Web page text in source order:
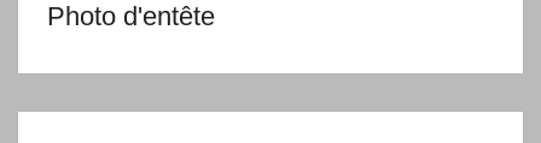
Photo d'entête